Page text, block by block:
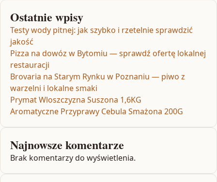
Ostatnie wpisy
Testy wody pitnej: jak szybko i rzetelnie sprawdzić
jakość
Pizza na dowóz w Bytomiu — sprawdź ofertę lokalnej
restauracji
Brovaria na Starym Rynku w Poznaniu — piwo z
warzelni i lokalne smaki
Prymat Wloszczyzna Suszona 1,6KG
Aromatyczne Przyprawy Cebula Smażona 200G
Najnowsze komentarze
Brak komentarzy do wyświetlenia.